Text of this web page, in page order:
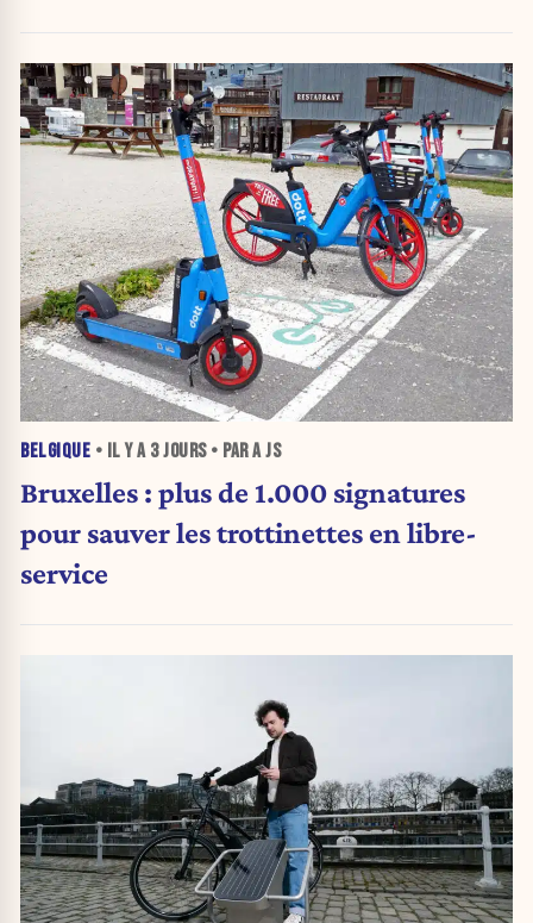
BELGIQUE • IL Y A 3 JOURS• PAR A JS
Bruxelles : plus de 1.000 signatures
pour sauver les trottinettes en libre-
service